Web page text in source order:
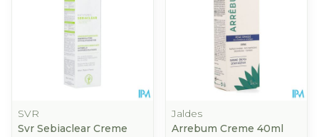
SVR
Svr Sebiaclear Creme
Jaldes
Arrebum Creme 40ml